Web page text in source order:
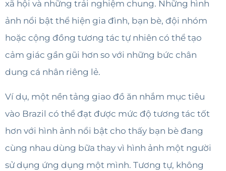
xã hội và những trải nghiệm chung. Những hình
ảnh nổi bật thể hiện gia đình, bạn bè, đội nhóm
hoặc cộng đồng tương tác tự nhiên có thể tạo
cảm giác gần gũi hơn so với những bức chân
dung cá nhân riêng lẻ.
Ví dụ, một nền tảng giao đồ ăn nhắm mục tiêu
vào Brazil có thể đạt được mức độ tương tác tốt
hơn với hình ảnh nổi bật cho thấy bạn bè đang
cùng nhau dùng bữa thay vì hình ảnh một người
sử dụng ứng dụng một mình. Tương tự, không